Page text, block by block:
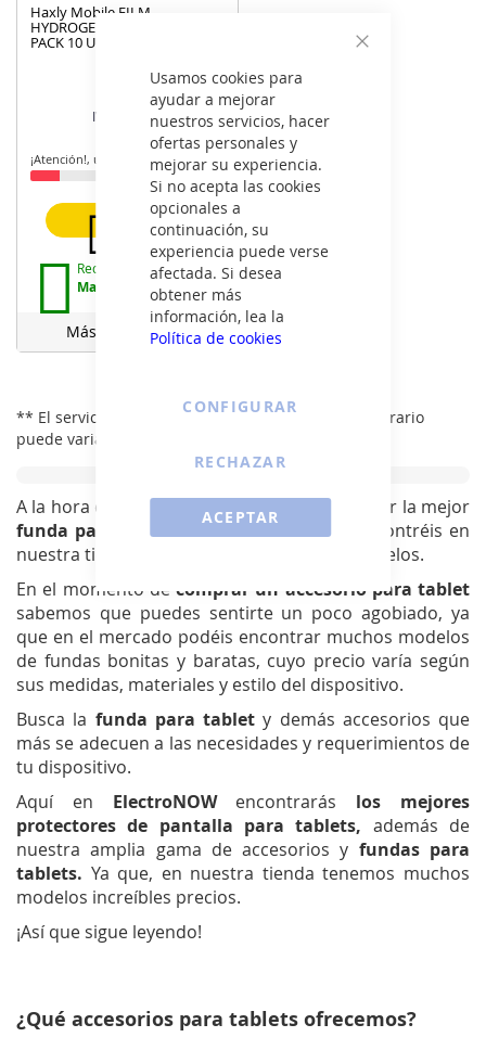
Usamos cookies para
ayudar a mejorar
nuestros servicios, hacer
ofertas personales y
mejorar su experiencia.
Si no acepta las cookies
opcionales a
continuación, su
experiencia puede verse
afectada. Si desea
obtener más
información, lea la
Política de cookies
ACEPTAR
CONFIGURAR
RECHAZAR
Haxly Mobile FILM
HYDROGEL PREMIUM TABLET
PACK 10 UND -
59€
IVA incluido
¡Atención!, últimas unidades.
Añadir
Recíbelo:
Mañana 11 de Agosto
Más información
** El servicio de entrega con selección de tramo horario
puede variar en función de su provincia.
A la hora de proteger tu compra podrás elegir la mejor
funda para tablet de 10 pulgadas
que encontréis en
nuestra tienda, de un sinfín de marcas y modelos.
En el momento de comprar un accesorio para tablet
sabemos que puedes sentirte un poco agobiado, ya
que en el mercado podéis encontrar muchos modelos
de fundas bonitas y baratas, cuyo precio varía según
sus medidas, materiales y estilo del dispositivo.
Busca la funda para tablety demás accesorios que
más se adecuen a las necesidades y requerimientos de
tu dispositivo.
Aquí en ElectroNOWencontrarás los mejores
protectores de pantalla para tablets, además de
nuestra amplia gama de accesorios y fundas para
tablets. Ya que, en nuestra tienda tenemos muchos
modelos increíbles precios.
¡Así que sigue leyendo!
¿Qué accesorios para tablets ofrecemos?